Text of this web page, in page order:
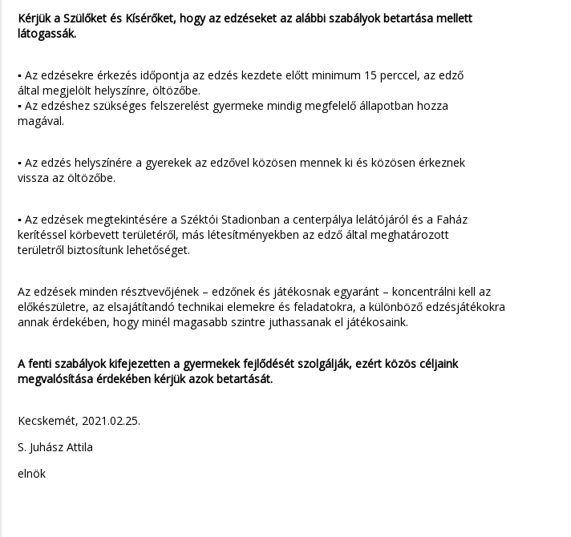
Kérjük a Szülőket és Kísérőket, hogy az edzéseket az alábbi szabályok betartása mellett
látogassák.
▪ Az edzésekre érkezés időpontja az edzés kezdete előtt minimum 15 perccel, az edző
által megjelölt helyszínre, öltözőbe.
▪ Az edzéshez szükséges felszerelést gyermeke mindig megfelelő állapotban hozza
magával.
▪ Az edzés helyszínére a gyerekek az edzővel közösen mennek ki és közösen érkeznek
vissza az öltözőbe.
▪ Az edzések megtekintésére a Széktói Stadionban a centerpálya lelátójáról és a Faház
kerítéssel körbevett területéről, más létesítményekben az edző által meghatározott
területről biztosítunk lehetőséget.
Az edzések minden résztvevőjének – edzőnek és játékosnak egyaránt – koncentrálni kell az
előkészületre, az elsajátítandó technikai elemekre és feladatokra, a különböző edzésjátékokra
annak érdekében, hogy minél magasabb szintre juthassanak el játékosaink.
A fenti szabályok kifejezetten a gyermekek fejlődését szolgálják, ezért közös céljaink
megvalósítása érdekében kérjük azok betartását.
Kecskemét, 2021.02.25.
S. Juhász Attila
elnök